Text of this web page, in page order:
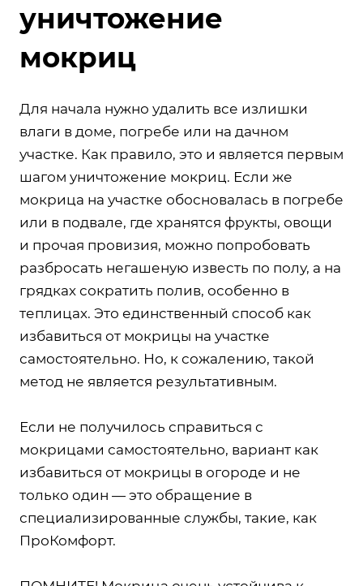
уничтожение
мокриц
Для начала нужно удалить все излишки
влаги в доме, погребе или на дачном
участке. Как правило, это и является первым
шагом уничтожение мокриц. Если же
мокрица на участке обосновалась в погребе
или в подвале, где хранятся фрукты, овощи
и прочая провизия, можно попробовать
разбросать негашеную известь по полу, а на
грядках сократить полив, особенно в
теплицах. Это единственный способ как
избавиться от мокрицы на участке
самостоятельно. Но, к сожалению, такой
метод не является результативным.
Если не получилось справиться с
мокрицами самостоятельно, вариант как
избавиться от мокрицы в огороде и не
только один — это обращение в
специализированные службы, такие, как
ПроКомфорт.